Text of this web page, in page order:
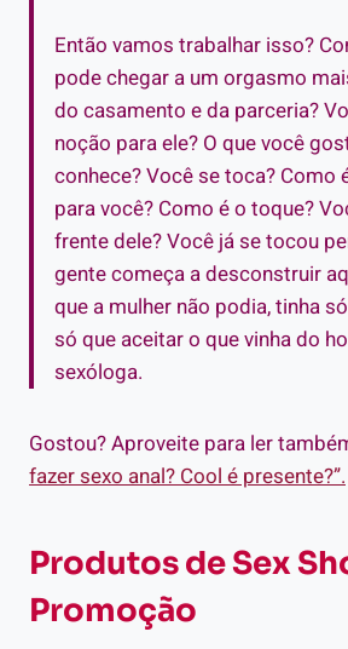
Então vamos trabalhar isso?
pode chegar a um orgasmo
do casamento e da parceria?
noção para ele? O que você
conhece? Você se toca? Como
para você? Como é o toque?
frente dele? Você já se tocou
gente começa a desconstruir
que a mulher não podia, tinha
só que aceitar o que vinha do
sexóloga.
Gostou? Aproveite para ler
fazer sexo anal? Cool é presente?”.
Produtos de Sex
Promoção